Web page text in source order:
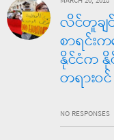
လိင်တူခ
စာရင်း
နိုင်ငံက နို
တရားဝ
NO RESPONSES